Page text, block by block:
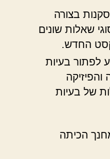
בצורה
שאלות שונים
החדש.
לפתור בעיות
של בעיות
הכיתה